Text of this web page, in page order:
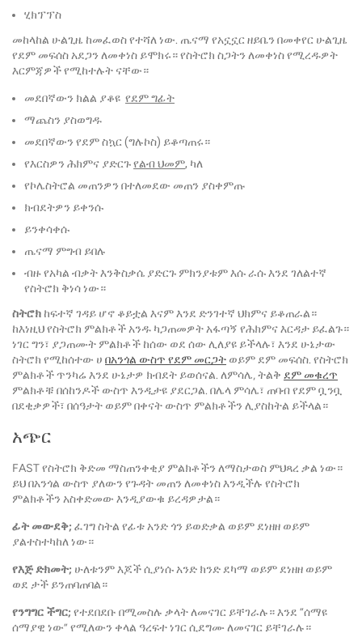
ሂክፕፕስ
መከላከል ሁልጊዜ ከመፈወስ የተሻለ ነው. ጤናማ የአኗኗር ዘይቤን በመቀየር ሁልጊዜ
የደም መፍሰስ አደጋን ለመቀነስ ይሞክሩ። የስትሮክ ስጋትን ለመቀነስ የሚረዱዎት
እርምጃዎች የሚከተሉት ናቸው።
መደበኛውን ክልል ያቆዩ የደም ግፊት
ማጨስን ያስወግዱ
መደበኛውን የደም ስኳር (ግሉኮስ) ይቆጣጠሩ።
የእርስዎን ሕክምና ያድርጉየልብ ህመም, ካለ
የኮሌስትሮል መጠንዎን በተለመደው መጠን ያስቀምጡ
ክብደትዎን ይቀንሱ
ይንቀሳቀሱ
ጤናማ ምግብ ይበሉ
ብዙ የአካል ብቃት እንቅስቃሴ ያድርጉ ምክንያቱም እሱ ራሱ እንደ ገለልተኛ
የስትሮክ ቅነሳ ነው።
ስትሮክ ከፍተኛ ገዳይ ሆኖ ቆይቷል እናም እንደ ድንገተኛ ህክምና ይቆጠራል።
ከእነዚህ የስትሮክ ምልክቶች አንዱ ካጋጠመዎት አፋጣኝ የሕክምና እርዳታ ይፈልጉ።
ነገር ግን፣ ያጋጠሙት ምልክቶች ከሰው ወደ ሰው ሊለያዩ ይችላሉ፣ እንደ ሁኔታው ​​
ስትሮክ የሚከሰተው ሀ በአንጎል ውስጥ የደም መርጋት ወይም ደም መፍሰስ. የስትሮክ
ምልክቶች ጥንካሬ እንደ ሁኔታዎ ክብደት ይወሰናል. ለምሳሌ, ትልቅ ደም መቁረጥ
ምልክቶቹ በሰከንዶች ውስጥ እንዲታዩ ያደርጋል. በሌላ ምሳሌ፣ ጠባብ የደም ቧንቧ
በደቂቃዎች፣ በሰዓታት ወይም በቀናት ውስጥ ምልክቶችን ሊያስከትል ይችላል።
አጭር
FAST የስትሮክ ቅድመ ማስጠንቀቂያ ምልክቶችን ለማስታወስ ምህጻረ ቃል ነው።
ይህ በአንጎል ውስጥ ያለውን የጉዳት መጠን ለመቀነስ እንዲችሉ የስትሮክ
ምልክቶችን አስቀድመው እንዲያውቁ ይረዳዎታል።
ፊት መውደቅ; ፈገግ ስትል የፊቱ አንድ ጎን ይወድቃል ወይም ደነዘዘ ወይም
ያልተስተካከለ ነው።
የእጅ ድክመት; ሁለቱንም እጆች ሲያነሱ አንድ ክንድ ደካማ ወይም ደነዘዘ ወይም
ወደ ታች ይንጠባጠባል።
የንግግር ችግር; የተደበደቡ በሚመስሉ ቃላት ለመናገር ይቸገራሉ። እንደ “ሰማዩ
ሰማያዊ ነው” የሚለውን ቀላል ዓረፍተ ነገር ሲደግሙ ለመናገር ይቸገራሉ።